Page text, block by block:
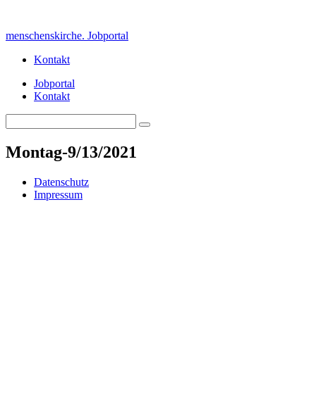
content
menschenskirche. Jobportal
Kontakt
Jobportal
Kontakt
for:
Search
Montag-9/13/2021
Datenschutz
Impressum